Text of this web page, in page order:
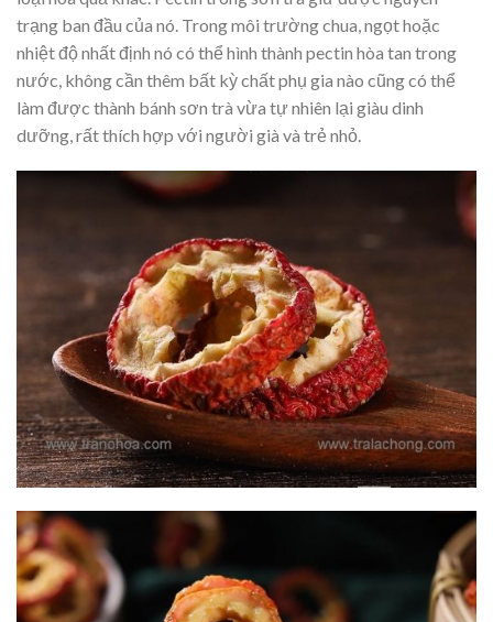
trạng ban đầu của nó. Trong môi trường chua, ngọt hoặc
nhiệt độ nhất định nó có thể hình thành pectin hòa tan trong
nước, không cần thêm bất kỳ chất phụ gia nào cũng có thể
làm được thành bánh sơn trà vừa tự nhiên lại giàu dinh
dưỡng, rất thích hợp với người già và trẻ nhỏ.